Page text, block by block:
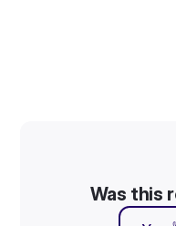
Was this